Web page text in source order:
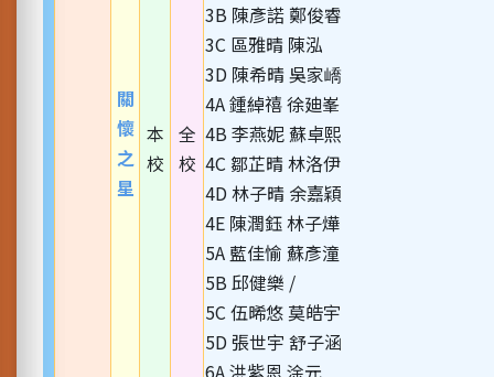
關
懷
之
星
本
校
全
校
3B 陳彥諾 鄭俊睿
3C 區雅晴 陳泓
3D 陳希晴 吳家嶠
4A 鍾綽禧 徐廸峯
4B 李燕妮 蘇卓熙
4C 鄒芷晴 林洛伊
4D 林子晴 余嘉穎
4E 陳潤鈺 林子燁
5A 藍佳愉 蘇彥潼
5B 邱健樂 /
5C 伍晞悠 莫皓宇
5D 張世宇 舒子涵